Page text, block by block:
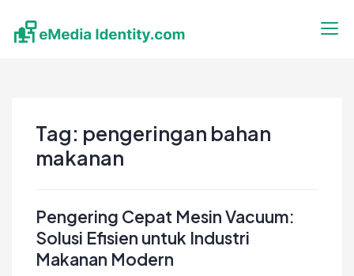
content
Tag: pengeringan bahan
makanan
Pengering Cepat Mesin Vacuum:
Solusi Efisien untuk Industri
Makanan Modern